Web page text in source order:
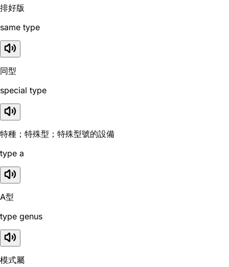
排好版
same type
同型
special type
特種；特殊型；特殊型號的設備
type a
A型
type genus
模式屬